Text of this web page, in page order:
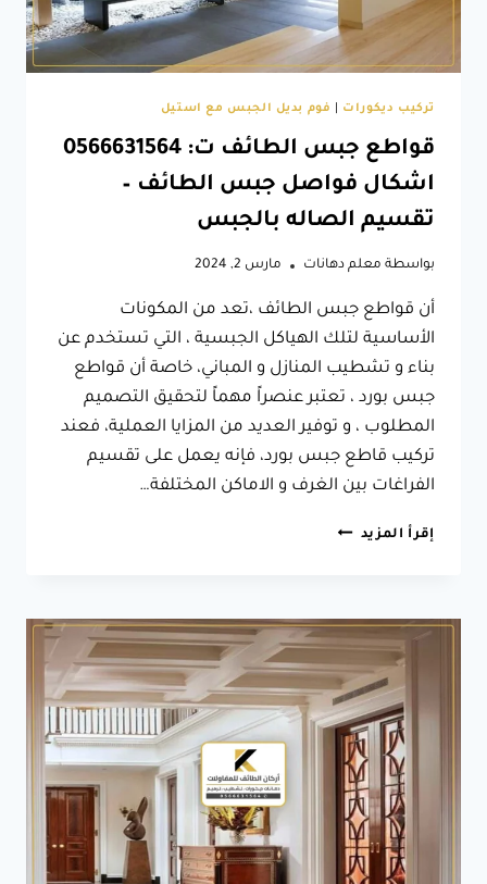
بالطائف
تركيب ديكورات فوم بديل الجبس مع استيل
قواطع جبس الطائف ت: 0566631564
اشكال فواصل جبس الطائف –
تقسيم الصاله بالجبس
بواسطة معلم دهانات مارس 2, 2024
أن قواطع جبس الطائف ،تعد من المكونات
الأساسية لتلك الهياكل الجبسية ، التي تستخدم عن
بناء و تشطيب المنازل و المباني، خاصة أن قواطع
جبس بورد ، تعتبر عنصراً مهماً لتحقيق التصميم
المطلوب ، و توفير العديد من المزايا العملية، فعند
تركيب قاطع جبس بورد، فإنه يعمل على تقسيم
الفراغات بين الغرف و الاماكن المختلفة…
إقرأ المزيد قواطع
0566631564
اشكال
فواصل
جبس
الطائف
–
تقسيم
الصاله
بالجبس